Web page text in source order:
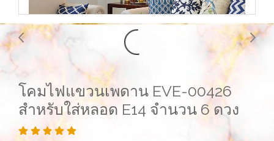
โคมไฟแขวนเพดาน EVE-00426
สำหรับใส่หลอด E14 จำนวน 6 ดวง